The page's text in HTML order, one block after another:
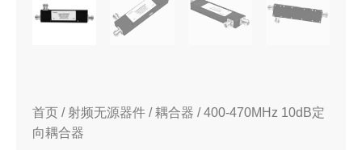
首页 / 射频无源器件 /耦合器 / 400-470MHz 10dB定
向耦合器